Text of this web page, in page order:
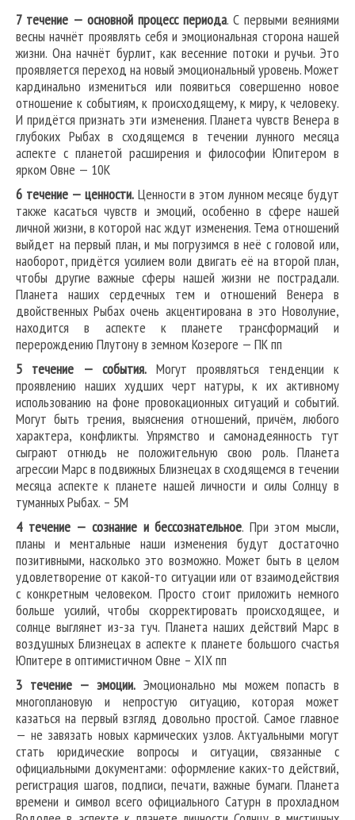
7 течение — основной процесс периода. С первыми веяниями
весны начнёт проявлять себя и эмоциональная сторона нашей
жизни. Она начнёт бурлит, как весенние потоки и ручьи. Это
проявляется переход на новый эмоциональный уровень. Может
кардинально измениться или появиться совершенно новое
отношение к событиям, к происходящему, к миру, к человеку.
И придётся признать эти изменения. Планета чувств Венера в
глубоких Рыбах в сходящемся в течении лунного месяца
аспекте с планетой расширения и философии Юпитером в
ярком Овне — 10К
6 течение — ценности. Ценности в этом лунном месяце будут
также касаться чувств и эмоций, особенно в сфере нашей
личной жизни, в которой нас ждут изменения. Тема отношений
выйдет на первый план, и мы погрузимся в неё с головой или,
наоборот, придётся усилием воли двигать её на второй план,
чтобы другие важные сферы нашей жизни не пострадали.
Планета наших сердечных тем и отношений Венера в
двойственных Рыбах очень акцентирована в это Новолуние,
находится в аспекте к планете трансформаций и
перерождению Плутону в земном Козероге — ПК пп
5 течение — события. Могут проявляться тенденции к
проявлению наших худших черт натуры, к их активному
использованию на фоне провокационных ситуаций и событий.
Могут быть трения, выяснения отношений, причём, любого
характера, конфликты. Упрямство и самонадеянность тут
сыграют отнюдь не положительную свою роль. Планета
агрессии Марс в подвижных Близнецах в сходящемся в течении
месяца аспекте к планете нашей личности и силы Солнцу в
туманных Рыбах. – 5М
4 течение — сознание и бессознательное. При этом мысли,
планы и ментальные наши изменения будут достаточно
позитивными, насколько это возможно. Может быть в целом
удовлетворение от какой-то ситуации или от взаимодействия
с конкретным человеком. Просто стоит приложить немного
больше усилий, чтобы скорректировать происходящее, и
солнце выглянет из-за туч. Планета наших действий Марс в
воздушных Близнецах в аспекте к планете большого счастья
Юпитере в оптимистичном Овне – XIX пп
3 течение — эмоции.Эмоционально мы можем попасть в
многоплановую и непростую ситуацию, которая может
казаться на первый взгляд довольно простой. Самое главное
— не завязать новых кармических узлов. Актуальными могут
стать юридические вопросы и ситуации, связанные с
официальными документами: оформление каких-то действий,
регистрация шагов, подписи, печати, важные бумаги. Планета
времени и символ всего официального Сатурн в прохладном